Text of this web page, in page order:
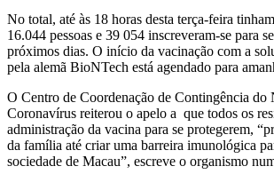
No total, até às 18 horas desta terça-feira
16.044 pessoas e 39 054 inscreveram-se para
próximos dias. O início da vacinação com a
pela alemã BioNTech está agendado para
O Centro de Coordenação de Contingência do
Coronavírus reiterou o apelo a que todos os
administração da vacina para se protegerem,
da família até criar uma barreira imunológica
sociedade de Macau”, escreve o organismo